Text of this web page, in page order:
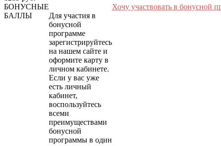
БОНУСНЫЕ
БАЛЛЫ
Для участия в
бонусной
программе
зарегистрируйтесь
на нашем сайте и
оформите карту в
личном кабинете.
Если у вас уже
есть личный
кабинет,
воспользуйтесь
всеми
преимуществами
бонусной
программы в один
Хочу участвовать в бонусной